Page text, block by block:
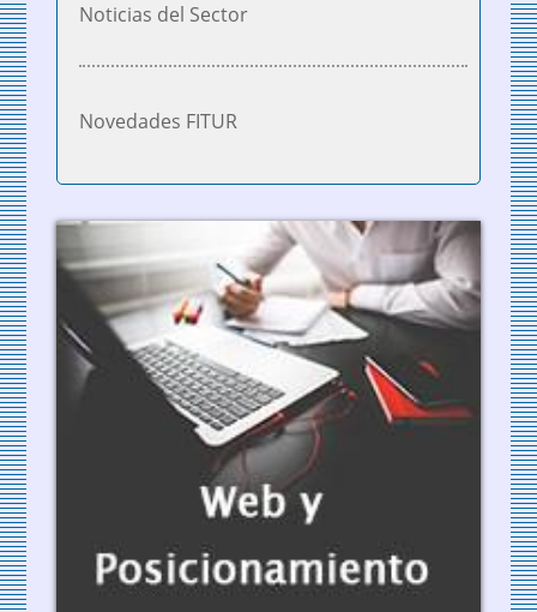
Noticias del Sector
Novedades FITUR